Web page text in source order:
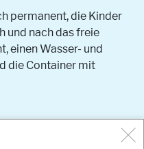
permanent, die Kinder
und nach das freie
einen Wasser- und
die Container mit